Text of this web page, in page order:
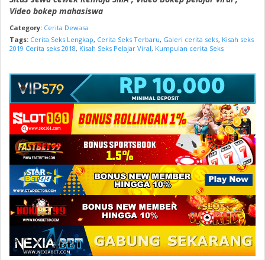
Video bokep mahasiswa
Category: Cerita Dewasa
Tags: Cerita Seks Lengkap, Cerita Seks Terbaru, Galeri cerita seks, Kisah seks
2019 Cerita seks 2018, Kisah Seks Pelajar Viral, Kumpulan cerita Seks